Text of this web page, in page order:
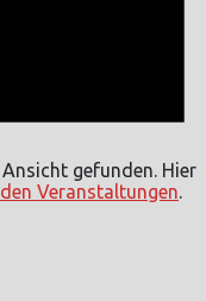
gefunden. Hier
Veranstaltungen.